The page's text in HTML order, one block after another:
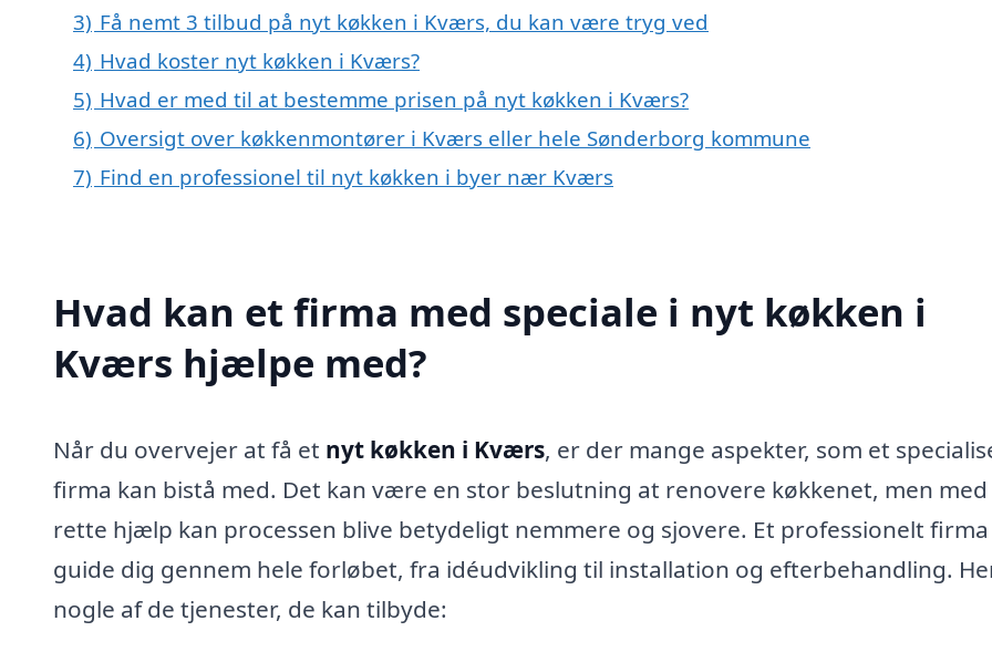
3) Få nemt 3 tilbud på nyt køkken i Kværs, du kan være tryg ved
4) Hvad koster nyt køkken i Kværs?
5) Hvad er med til at bestemme prisen på nyt køkken i Kværs?
6) Oversigt over køkkenmontører i Kværs eller hele Sønderborg kommune
7) Find en professionel til nyt køkken i byer nær Kværs
Hvad kan et firma med speciale i nyt køkken i
Kværs hjælpe med?
Når du overvejer at få et nyt køkken i Kværs, er der mange aspekter, som et
firma kan bistå med. Det kan være en stor beslutning at renovere køkkenet, men med
rette hjælp kan processen blive betydeligt nemmere og sjovere. Et professionelt
guide dig gennem hele forløbet, fra idéudvikling til installation og efterbehandling.
nogle af de tjenester, de kan tilbyde: